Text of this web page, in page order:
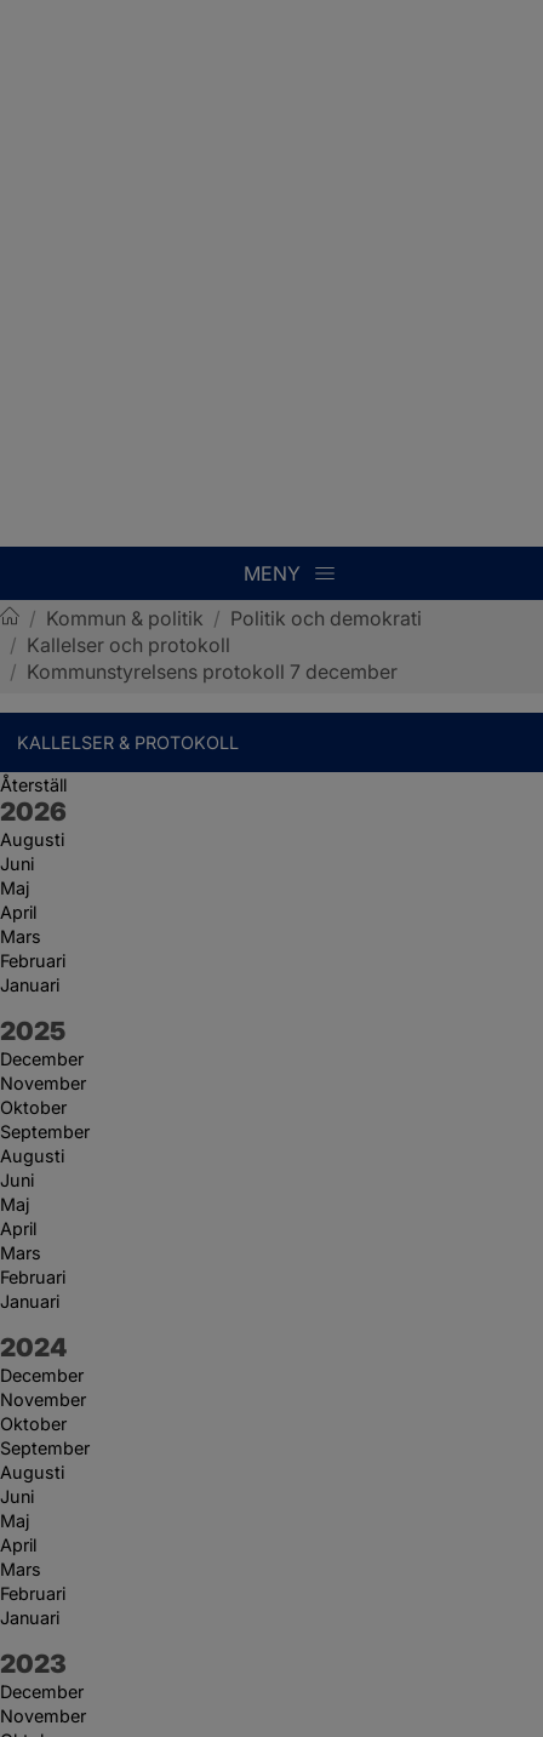
MENY
Sotenäs kommun
/ Kommun & politik / Politik och demokrati
/ Kallelser och protokoll
/ Kommunstyrelsens protokoll 7 december
KALLELSER & PROTOKOLL
Återställ
År:
2026
Augusti
Juni
Maj
April
Mars
Februari
Januari
År:
2025
December
November
Oktober
September
Augusti
Juni
Maj
April
Mars
Februari
Januari
År:
2024
December
November
Oktober
September
Augusti
Juni
Maj
April
Mars
Februari
Januari
År:
2023
December
November